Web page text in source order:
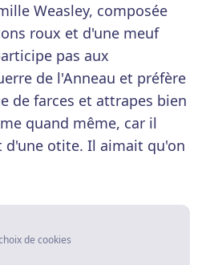
Weasley, composée
roux et d'une meuf
pas aux
de l'Anneau et préfère
de farces et attrapes bien
quand même, car il
otite. Il aimait qu'on
de cookies